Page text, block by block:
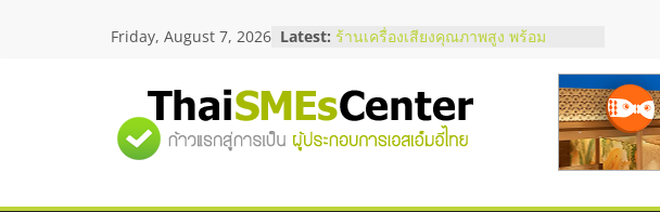
Friday, August 7, 2026 Latest: ร้านเครื่องเสียงคุณภาพสูง พร้อม
บริษัท Cybersecurity ในไทยที่ไหนดี?
วิธีเลือกผู้ให้บริการให้คุ้มค่าและตอบ
โจทย์ธุรกิจ
อยากหาเงินทุน เพิ่มสภาพคล่องให้ธุรกิจ
"ศูนย์